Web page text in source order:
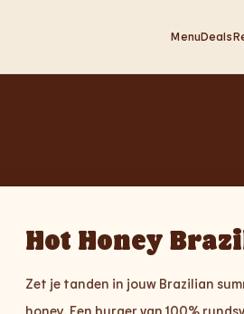
MenuDeals
Hot Honey
Zet je tanden in jouw Brazilian
honey. Een burger van 100%